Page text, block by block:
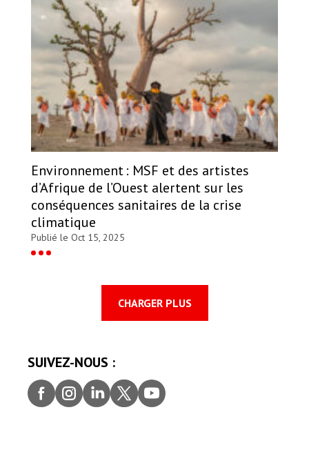
Environnement : MSF et des artistes
d’Afrique de l’Ouest alertent sur les
conséquences sanitaires de la crise
climatique
Publié le Oct 15, 2025
CHARGER PLUS
SUIVEZ-NOUS :
Faceb
ook
Insta
gram
Linke
dIn
Twitt
er
youtu
be